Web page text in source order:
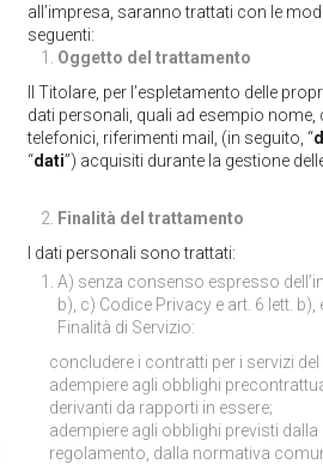
all’impresa, saranno trattati con le
seguenti:
Oggetto del trattamento
Il Titolare, per l’espletamento delle
dati personali, quali ad esempio
telefonici, riferimenti mail, (in seguito, “
“dati”) acquisiti durante la gestione
Finalità del trattamento
I dati personali sono trattati:
A) senza consenso espresso
b), c) Codice Privacy e art. 6 lett. b),
Finalità di Servizio:
concludere i contratti per i servizi del
adempiere agli obblighi
derivanti da rapporti in essere;
adempiere agli obblighi previsti dalla
regolamento, dalla normativa